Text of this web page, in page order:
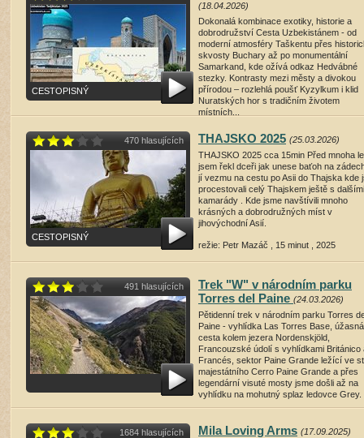
CESTOPISNÝ
(18.04.2026)
Dokonalá kombinace exotiky, historie a
dobrodružství Cesta Uzbekistánem - od
moderní atmosféry Taškentu přes
skvosty Buchary až po monumentální
Samarkand, kde ožívá odkaz Hedvábné
stezky. Kontrasty mezi městy a divokou
přírodou – rozlehlá poušť Kyzylkum i klid
Nuratských hor s tradičním životem
místních...
režie: Petra Fojtíková , 35 minut , 2025
přehrát film (1209 shlédnutí)
470 hlasujících
CESTOPISNÝ
THAJSKO 2025 (25.03.2026)
THAJSKO 2025 cca 15min Před mnoha
jsem řekl dceři jak unese baťoh na
jí vezmu na cestu po Asii do Thajska kde
procestovali celý Thajskem ještě s dalšími
kamarády . Kde jsme navštívili mnoho
krásných a dobrodružných míst v
jihovýchodní Asií.
režie: Petr Mazáč , 15 minut , 2025
491 hlasujících
Trek "W" v národním parku
Torres del Paine (24.03.2026)
Pětidenní trek v národním parku Torres
Paine - vyhlídka Las Torres Base, úžasná
cesta kolem jezera Nordenskjöld,
Francouzské údolí s vyhlídkami Británico
Francés, sektor Paine Grande ležící ve
majestátního Cerro Paine Grande a přes
legendární visuté mosty jsme došli až na
vyhlídku na mohutný splaz ledovce Grey.
1684 hlasujících Mila Loving Arms (17.09.2025)